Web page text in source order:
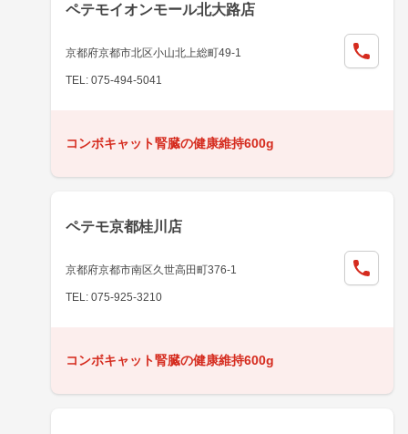
ペテモイオンモール北大路店
京都府京都市北区小山北上総町49-1
TEL: 075-494-5041
コンボキャット腎臓の健康維持600g
ペテモ京都桂川店
京都府京都市南区久世高田町376-1
TEL: 075-925-3210
コンボキャット腎臓の健康維持600g